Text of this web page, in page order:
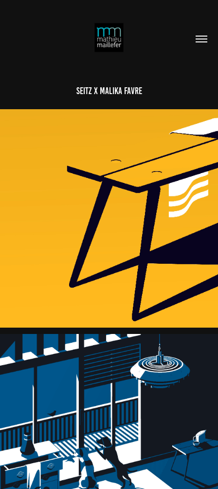
SEITZ X MALIKA FAVRE